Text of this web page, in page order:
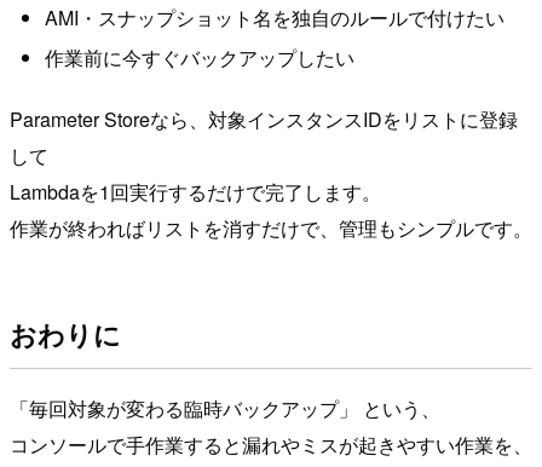
AMI・スナップショット名を独自のルールで付けたい
作業前に今すぐバックアップしたい
Parameter Storeなら、対象インスタンスIDをリストに登録
して
Lambdaを1回実行するだけで完了します。
作業が終わればリストを消すだけで、管理もシンプルです。
おわりに
「毎回対象が変わる臨時バックアップ」 という、
コンソールで手作業すると漏れやミスが起きやすい作業を、